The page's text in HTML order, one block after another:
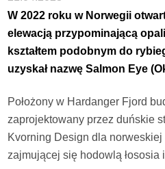
W 2022 roku w Norwegii
elewacją przypominającą
kształtem podobnym do
uzyskał nazwę Salmon Eye
Położony w Hardanger Fjord
zaprojektowany przez duńskie
Kvorning Design dla
zajmującej się hodowlą łososia